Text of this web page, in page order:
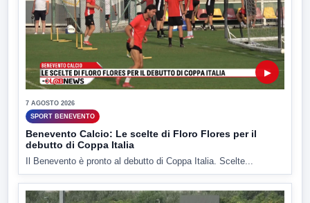
▶
7 AGOSTO 2026
SPORT BENEVENTO
Benevento Calcio: Le scelte di Floro Flores per il
debutto di Coppa Italia
Il Benevento è pronto al debutto di Coppa Italia. Scelte...